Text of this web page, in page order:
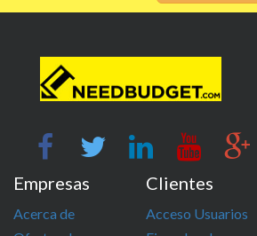
Empresas
Acerca de
Clientes
Acceso Usuarios